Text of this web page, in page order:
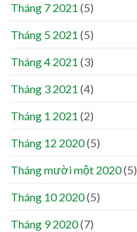
Tháng 7 2021 (5)
Tháng 5 2021 (5)
Tháng 4 2021 (3)
Tháng 3 2021 (4)
Tháng 1 2021 (2)
Tháng 12 2020(5)
Tháng mười một 2020(5)
Tháng 10 2020(5)
Tháng 9 2020(7)